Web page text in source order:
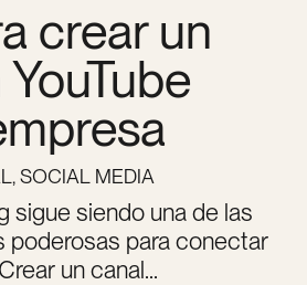
crear un
,SOCIAL MEDIA
sigue siendo una de las
poderosas para conectar
un canal...